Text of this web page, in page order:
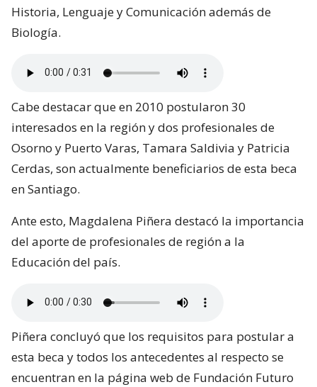
Historia, Lenguaje y Comunicación además de
Biología.
Cabe destacar que en 2010 postularon 30
interesados en la región y dos profesionales de
Osorno y Puerto Varas, Tamara Saldivia y Patricia
Cerdas, son actualmente beneficiarios de esta beca
en Santiago.
Ante esto, Magdalena Piñera destacó la importancia
del aporte de profesionales de región a la
Educación del país.
Piñera concluyó que los requisitos para postular a
esta beca y todos los antecedentes al respecto se
encuentran en la página web de Fundación Futuro